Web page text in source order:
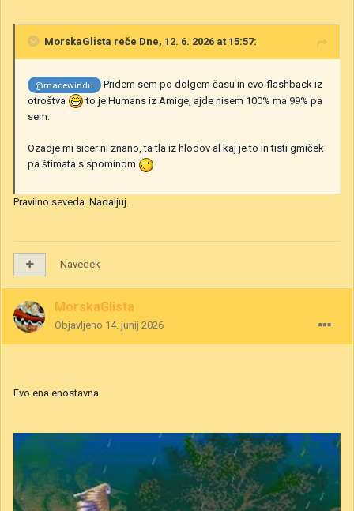
MorskaGlista reče Dne, 12. 6. 2026 at 15:57:
@macewindu
Pridem sem po dolgem času in evo flashback iz
otroštva
to je Humans iz Amige, ajde nisem 100% ma 99% pa
sem.
Ozadje mi sicer ni znano, ta tla iz hlodov al kaj je to in tisti gmiček
pa štimata s spominom
Pravilno seveda. Nadaljuj.
Navedek
MorskaGlista
Objavljeno 14. junij 2026
Evo ena enostavna